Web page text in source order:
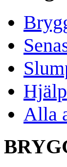
Hjälp
Alla